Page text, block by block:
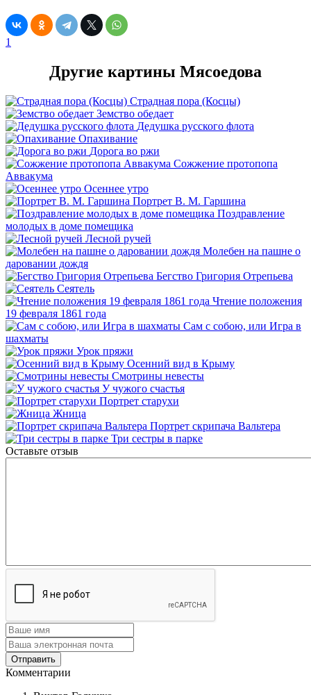
1
Другие картины Мясоедова
Страдная пора (Косцы)
Земство обедает
Дедушка русского флота
Опахивание
Дорога во ржи
Сожжение протопопа
Аввакума
Осеннее утро
Портрет В. М. Гаршина
Поздравление
молодых в доме помещика
Лесной ручей
Молебен на пашне о
даровании дождя
Бегство Григория Отрепьева
Сеятель
Чтение положения
19 февраля 1861 года
Сам с собою, или Игра в
шахматы
Урок пряжи
Осенний вид в Крыму
Смотрины невесты
У чужого счастья
Портрет старухи
Жница
Портрет скрипача Вальтера
Три сестры в парке
Оставьте отзыв
Комментарии